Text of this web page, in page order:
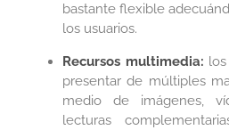
bastante flexible
los usuarios.
Recursos multimedia:
presentar de múltiples
medio de imágenes,
lecturas